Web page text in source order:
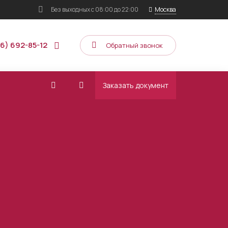
Без выходныхс 08:00 до 22:00 Москва
692-85-12 Обратный звонок
Заказать документ